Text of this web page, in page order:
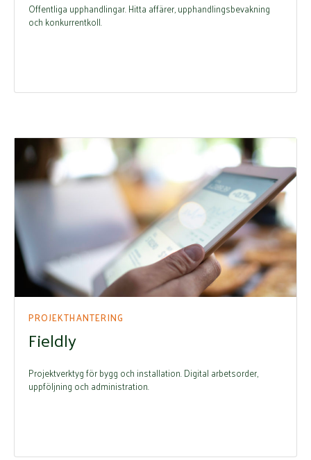
Offentliga upphandlingar. Hitta affärer, upphandlingsbevakning
och konkurrentkoll.
PROJEKTHANTERING
Fieldly
Projektverktyg för bygg och installation. Digital arbetsorder,
uppföljning och administration.